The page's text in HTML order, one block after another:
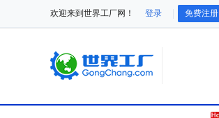
欢迎来到世界工厂网！ 登录 免费注册